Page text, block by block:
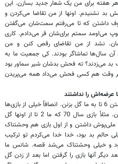
هفته برای من یک شعار جدید بسازن. این
بد نشنیدم. اونها از من تقاضا می‌کردن و
داشتن که تا می‌رفتم سمت‌شان می‌گفتن
می‌اومد سمتم برای‌شان قر می‌دادم. کاری
نشد از من تقاضای رقص کنن و من
آن سال‌ها تماشاگر بودند. کی جمعیت ما به
بد می‌زدند؟ ته فحش بدشان شیر سماور بود
وقت هم کسی فحش می‌داد همه می‌پریدن
این استقلالی‌ها هیچ وقت عرضه نداشتن 6 تا به ما گل بزنن. انصافاً خیلی از بازی‌ها
بوده که سرتر باشن ولی این‌کاره نبودن. مثلاً بازی سال 70 که ما 2 تا از اونها گل
من تو گل بودم. فکر کنم 8 تا ملی‌پوش داشتن و از اول بازی هم وحشتناک
حالم بد بود، خدا خدا می‌کردم تو ترکیب
بود و خیلی وحشتناک می‌شد قصه. شانس ما
آنها بازی را گرفتن اما بعد از زدن گل